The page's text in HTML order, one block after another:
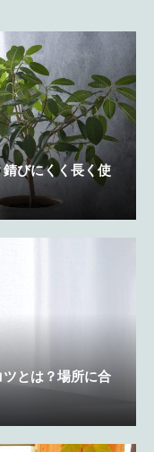
びにくく長く使
とは？場所に合